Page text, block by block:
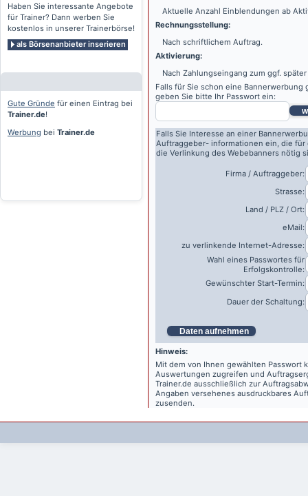
Haben Sie interessante Angebote
für Trainer? Dann werben Sie
kostenlos in unserer Trainerbörse!
als Börsenanbieter inserieren
Gute Gründe für einen Eintrag bei
Trainer.de!
Werbung bei Trainer.de
Aktuelle Anzahl Einblendungen ab
Rechnungsstellung:
Nach schriftlichem Auftrag.
Aktivierung:
Nach Zahlungseingang zum ggf.
Falls für Sie schon eine Bannerwerbung
geben Sie bitte Ihr Passwort ein:
Falls Sie Interesse an einer
Auftraggeber- informationen ein, die
die Verlinkung des Webebanners nötig
Firma / Auftraggeber:
Strasse:
Land / PLZ / Ort:
eMail:
zu verlinkende Internet-Adresse:
Wahl eines Passwortes für
Erfolgskontrolle:
Gewünschter Start-Termin:
Dauer der Schaltung:
Daten aufnehmen
Hinweis:
Mit dem von Ihnen gewählten Passwort
Auswertungen zugreifen und
Trainer.de ausschließlich zur
Angaben versehenes ausdruckbares
zusenden.